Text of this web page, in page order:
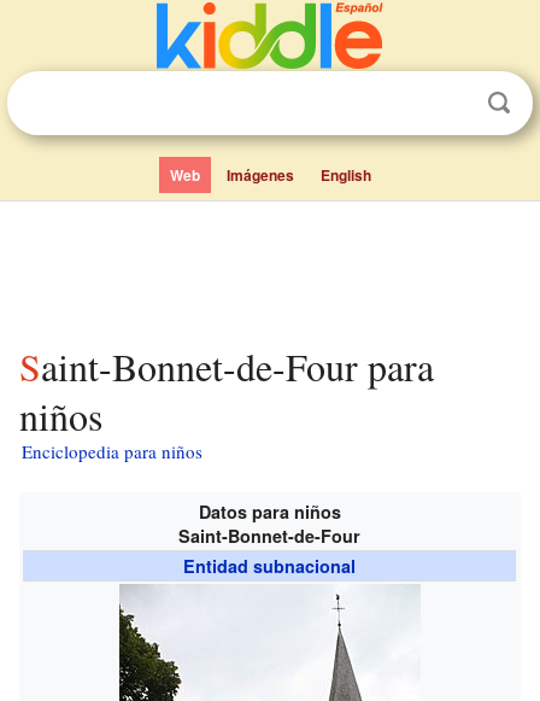
Web Imágenes English
Saint-Bonnet-de-Four para
niños
Enciclopedia para niños
Datos para niños
Saint-Bonnet-de-Four
Entidad subnacional